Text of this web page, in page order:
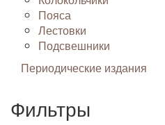
Пояса
Лестовки
Подсвешники
Периодические издания
Фильтры